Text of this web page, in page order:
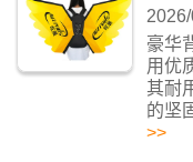
豪华
用优
其耐
的坚
>>